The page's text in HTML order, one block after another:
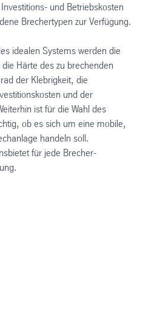
und Betriebskosten
Brechertypen zur Verfügung.
idealen Systems werden die
Härte des zu brechenden
der Klebrigkeit, die
und der
ist für die Wahl des
ob es sich um eine mobile,
handeln soll.
für jede Brecher-